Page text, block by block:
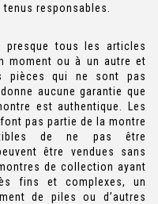
responsables.
presque tous les articles
moment ou à un autre et
pièces qui ne sont pas
aucune garantie que
est authentique. Les
pas partie de la montre
de ne pas être
être vendues sans
de collection ayant
fins et complexes, un
de piles ou d’autres